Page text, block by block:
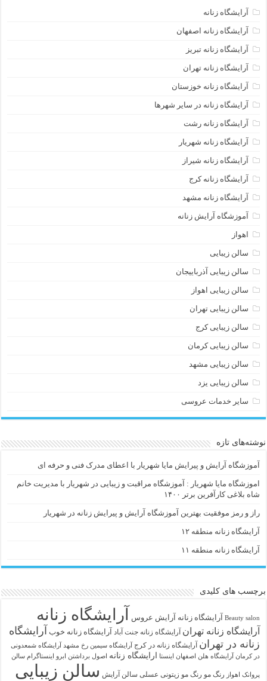
آرایشگاه زنانه
آرایشگاه زنانه اصفهان
آرایشگاه زنانه تبریز
آرایشگاه زنانه تهران
آرایشگاه زنانه خوزستان
آرایشگاه زنانه در سایر شهرها
آرایشگاه زنانه رشت
آرایشگاه زنانه شهریار
آرایشگاه زنانه شیراز
آرایشگاه زنانه کرج
آرایشگاه زنانه مشهد
آموزشگاه آرایش زنانه
اهواز
سالن زیبایی
سالن زیبایی آذرباییجان
سالن زیبایی اهواز
سالن زیبایی تهران
سالن زیبایی کرج
سالن زیبایی کرمان
سالن زیبایی مشهد
سالن زیبایی یزد
سایر خدمات عروسی
نوشته‌های تازه
آموزشگاه آرایش و پیرایش مایا شهریار با اعطای مدرک فنی و حرفه ای
اموزشگاه مایا شهریار : آموزشگاه مراقبت و زیبایی در شهریار با مدیریت خانم
شاه بلاغی کارآفرین برتر ۱۴۰۰
راز و رمز موفقیت بهترین آموزشگاه آرایش و پیرایش زنانه در شهریار
آرایشگاه زنانه منطقه ۱۲
آرایشگاه زنانه منطقه ۱۱
برچسب های کلیدی
Beauty salon آرايشگاه زنانه آرایش عروس آرایشگاه زنانه
آرایشگاه زنانه تهران آرایشگاه زنانه جنت آباد آرایشگاه زنانه خوب آرایشگاه
زنانه در تهران آرایشگاه زنانه در کرج آرایشگاه سیمین رخ مشهد
آرایشگاه شمعدونی
در کرمان آرایشگاه هلن اصفهان اینستا ارایشگاه زنانه اصول برداشتن ابرو اینستاگرام سالن
پروانک اهواز رنگ مو رنگ مو زیتونی عسلی سالن آرایش سالن زیبایی